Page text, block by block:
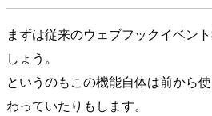
まずは従来のウェブフックイベン
しょう。
というのもこの機能自体は前から
わっていたりもします。